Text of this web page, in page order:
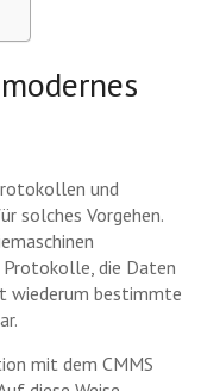
und
solches Vorgehen.
die Daten
wiederum bestimmte
mit dem CMMS